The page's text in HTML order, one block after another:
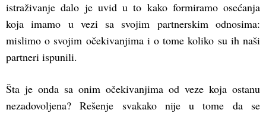
istraživanje dalo je uvid u to kako formiramo osećanja
koja imamo u vezi sa svojim partnerskim odnosima:
mislimo o svojim očekivanjima i o tome koliko su ih naši
partneri ispunili.
Šta je onda sa onim očekivanjima od veze koja ostanu
nezadovoljena? Rešenje svakako nije u tome da se